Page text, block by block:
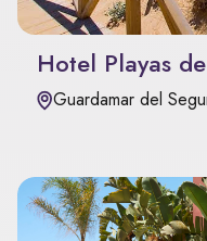
Hotel Playas
Guardamar del